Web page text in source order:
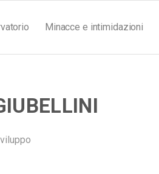
Minacce e intimidazioni